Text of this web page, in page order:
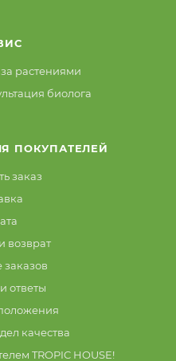
за растениями
биолога
ПОКУПАТЕЛЕЙ
заказ
возврат
ответы
качества
TROPIC HOUSE!